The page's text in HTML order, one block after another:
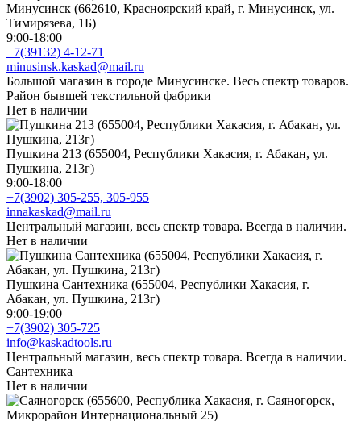
Минусинск (662610, Красноярский край, г. Минусинск, ул.
Тимирязева, 1Б)
9:00-18:00
+7(39132) 4-12-71
minusinsk.kaskad@mail.ru
Большой магазин в городе Минусинске. Весь спектр товаров.
Район бывшей текстильной фабрики
Нет в наличии
Пушкина 213 (655004, Республики Хакасия, г. Абакан, ул.
Пушкина, 213г)
9:00-18:00
+7(3902) 305-255, 305-955
innakaskad@mail.ru
Центральный магазин, весь спектр товара. Всегда в наличии.
Нет в наличии
Пушкина Сантехника (655004, Республики Хакасия, г.
Абакан, ул. Пушкина, 213г)
9:00-19:00
+7(3902) 305-725
info@kaskadtools.ru
Центральный магазин, весь спектр товара. Всегда в наличии.
Сантехника
Нет в наличии